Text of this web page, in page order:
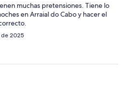
muchas pretensiones. Tiene lo
en Arraial do Cabo y hacer el
de 2025